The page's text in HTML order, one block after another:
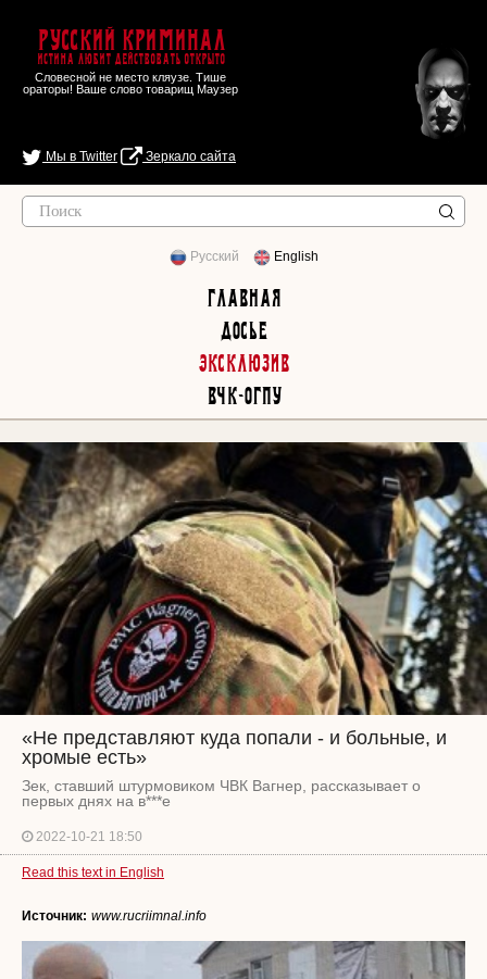
Русский Криминал
Истина любит действовать открыто
Словесной не место кляузе. Тише
ораторы! Ваше слово товарищ Маузер
Мы в Twitter Зеркало сайта
Русский English
Главная
Досье
Эксклюзив
ВЧК-ОГПУ
«Не представляют куда попали - и больные, и
хромые есть»
Зек, ставший штурмовиком ЧВК Вагнер, рассказывает о
первых днях на в***е
2022-10-21 18:50
Read this text in English
Источник: www.rucriimnal.info